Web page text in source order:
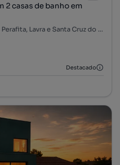
2 casas de banho em
Rua 31 de Janeiro, Perafita, Perafita, Lavra e Santa Cruz do Bispo, Matosinhos, Porto
Destacado